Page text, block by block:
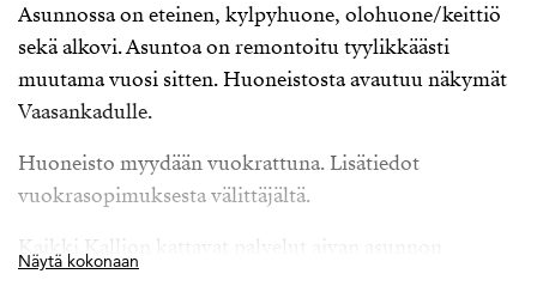
Asunnossa on eteinen, kylpyhuone, olohuone/keittiö
sekä alkovi. Asuntoa on remontoitu tyylikkäästi
muutama vuosi sitten. Huoneistosta avautuu näkymät
Vaasankadulle.
Huoneisto myydään vuokrattuna. Lisätiedot
vuokrasopimuksesta välittäjältä.
Kaikki Kallion kattavat palvelut aivan asunnon
läheisyydessä. Hyvin hoidettu hissillinen taloyhtiö.
Näytä kokonaan